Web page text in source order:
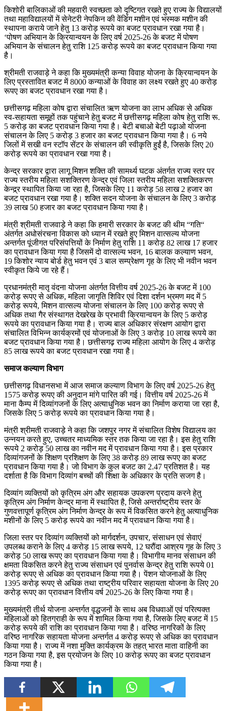
किशोरी बालिकाओं की महवारी स्वच्छता को दृष्टिगत रखते हुए राज्य के विद्यालयों
तथा महाविद्यालयों में सेनेटरी नेपकिन की वेंडिंग मशीन एवं भस्मक मशीन की
स्थापना कराये जाने हेतु 13 करोड़ रूपये का बजट प्रावधान रखा गया है।
‘पोषण अभियान के क्रियान्वयन के लिए वर्ष 2025-26 के बजट में पोषण
अभियान के संचालन हेतु राशि 125 करोड़ रूपये का बजट प्रावधान किया गया
है।
श्रीमती राजवाड़े ने कहा कि मुख्यमंत्री कन्या विवाह योजना के क्रियान्वयन के
लिए प्रस्तावित बजट में 8000 कन्याओं के विवाह का लक्ष्य रखते हुए 40 करोड़
रूपए का बजट प्रावधान रखा गया है।
छत्तीसगढ़ महिला कोष द्वारा संचालित ऋण योजना का लाभ अधिक से अधिक
स्व-सहायता समूहों तक पहुंचाने हेतु बजट में छत्तीसगढ़ महिला कोष हेतु राशि रू.
5 करोड़ का बजट प्रावधान किया गया है। बेटी बचाओ बेटी पढ़ाओ योजना
संचालन के लिए 5 करोड़ 3 हजार का बजट प्रावधान किया गया है। 6 नये
जिलों में सखी वन स्टॉप सेंटर के संचालन की स्वीकृति हुईं है, जिसके लिए 20
करोड़ रूपये का प्रावधान रखा गया है।
केन्द्र सरकार द्वारा लागू मिशन शक्ति की सामर्थ्य घटक अंतर्गत राज्य स्तर पर
राज्य स्तरीय महिला सशक्तिरण केन्द्र एवं जिला स्तरीय महिला सशक्तिकरण
केन्द्र्र स्थापित किया जा रहा है, जिसके लिए 11 करोड़ 58 लाख 2 हजार का
बजट प्रावधान रखा गया है। शक्ति सदन योजना के संचालन के लिए 3 करोड़
39 लाख 50 हजार का बजट प्रावधान किया गया है।
मंत्री श्रीमती राजवाड़े ने कहा कि हमारी सरकार के बजट की थीम “गति“
अंतर्गत अधोसंरचना विकास को ध्यान में रखते हुए मिशन वात्सल्य योजना
अन्तर्गत पूंजीगत परिसंपत्तियों के निर्माण हेतु राशि 11 करोड़ 82 लाख 17 हजार
का प्रावधान किया गया है जिसमें दो वात्सल्य भवन, 16 बालक कल्याण भवन,
19 किशोर न्याय बोर्ड हेतु भवन एवं 3 बाल सम्प्रेक्षण गृह के लिए भी नवीन भवन
स्वीकृत किये जा रहे हैं।
प्रधानमंत्री मातृ वंदना योजना अंतर्गत वित्तीय वर्ष 2025-26 के बजट में 100
करोड़ रूपए से अधिक, महिला जागृति शिविर एवं दिशा दर्शन भ्रमण मद में 5
करोड़ रूपये, मिशन वात्सल्य योजना संचालन के लिए 100 करोड़ रूपए से
अधिक तथा गैर संस्थागत देखरेख के प्रभावी क्रियान्वयन के लिए 5 करोड़
रूपये का प्रावधान किया गया है। राज्य बाल अधिकार संरक्षण आयोग द्वारा
संचालित विभिन्न कार्यक्रमों एवं योजनाओं के लिए 3 करोड़ 10 लाख रूपये का
बजट प्रावधान किया गया है। छत्तीसगढ़ राज्य महिला आयोग के लिए 4 करोड़
85 लाख रूपये का बजट प्रावधान रखा गया है।
समाज कल्याण विभाग
छत्तीसगढ़ विधानसभा में आज समाज कल्याण विभाग के लिए वर्ष 2025-26 हेतु
1575 करोड़ रूपए की अनुदान मांगे पारित की गई। वित्तीय वर्ष 2025-26 में
माना कैम्प में दिव्यांगजनों के लिए अत्याधुनिक भवन का निर्माण कराया जा रहा है,
जिसके लिए 5 करोड़ रूपये का प्रावधान किया गया है।
मंत्री श्रीमती राजवाड़े ने कहा कि जशपुर नगर में संचालित विशेष विद्यालय का
उन्नयन करते हुए, उच्चतर माध्यमिक स्तर तक किया जा रहा है। इस हेतु राशि
रूपये 2 करोड़ 50 लाख का नवीन मद में प्रावधान किया गया है। इस प्रकार
दिव्यांगजनों के शिक्षण प्रशिक्षण के लिए 38 करोड़ 89 लाख रूपए का बजट
प्रावधान किया गया है। जो विभाग के कुल बजट का 2.47 प्रतिशत है। यह
दर्शाता है कि विभाग दिव्यांग बच्चों की शिक्षा के अधिकार के प्रति सजग है।
दिव्यांग व्यक्तियों को कृत्रिम अंग और सहायक उपकरण प्रदाय करने हेतु
कृत्रिम अंग निर्माण केन्द्र माना में स्थापित है, जिसे अन्तर्राष्ट्रीय स्तर के
गुणवत्तापूर्ण कृत्रिम अंग निर्माण केन्द्र के रूप में विकसित करने हेतु अत्याधुनिक
मशीनों के लिए 5 करोड़ रूपये का नवीन मद में प्रावधान किया गया है।
जिला स्तर पर दिव्यांग व्यक्तियों को मार्गदर्शन, उपचार, संसाधन एवं सेवाएं
उपलब्ध कराने के लिए 4 करोड़ 15 लाख रूपये, 12 घरौंदा आश्रय गृह के लिए 3
करोड़ 50 लाख रूपए का प्रावधान किया गया है। विभागीय मानव संसाधन की
क्षमता विकसित करने हेतु राज्य संसाधन एवं पुनर्वास केन्द्र हेतु राशि रूपये 01
करोड़ रूपए से अधिक का प्रावधान किया गया है। पेंशन योजनाओं के लिए
1395 करोड़ रूपए से अधिक तथा राष्ट्रीय परिवार सहायता योजना के लिए 20
करोड़ रूपए का प्रावधान वित्तीय वर्ष 2025-26 के लिए किया गया है।
मुख्यमंत्री तीर्थ योजना अन्तर्गत वृद्धजनों के साथ अब विधवाओं एवं परित्यक्त
महिलाओं को हितग्राही के रूप में शामिल किया गया है, जिसके लिए बजट में 15
करोड़ रूपये की राशि का प्रावधान किया गया है। वरिष्ठ नागरिकों के लिए
वरिष्ठ नागरिक सहायता योजना अन्तर्गत 4 करोड़ रूपए से अधिक का प्रावधान
किया गया है। राज्य में नशा मुक्ति कार्यक्रम के तहत् भारत माता वाहिनी का
गठन किया गया है, इस प्रयोजन के लिए 10 करोड़ रूपए का बजट प्रावधान
किया गया है।